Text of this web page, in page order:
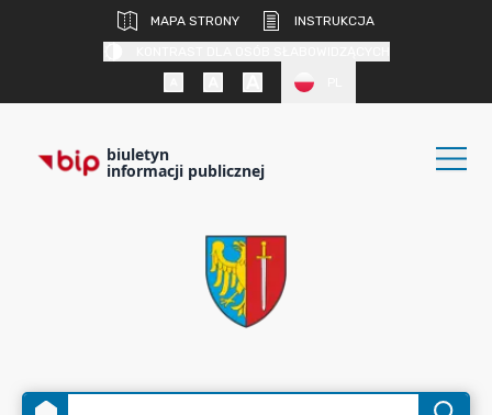
MAPA STRONY
INSTRUKCJA
biuletyn
informacji publicznej